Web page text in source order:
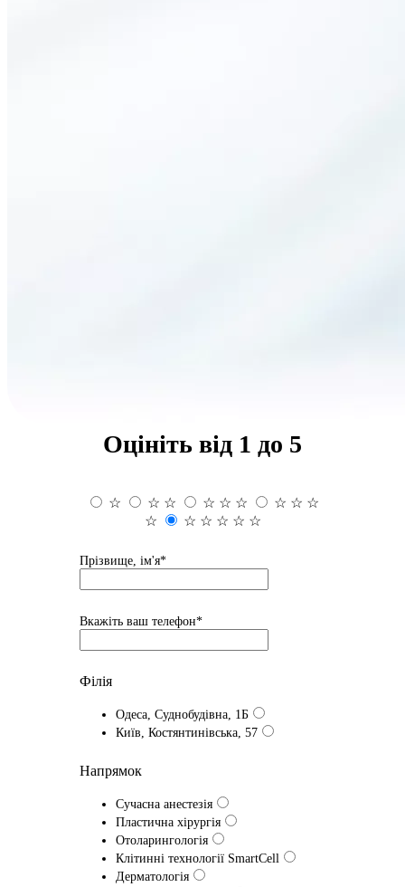
Оцініть від 1 до 5
☆ ☆ ☆ ☆ ☆ ☆ ☆ ☆ ☆
☆
☆ ☆ ☆ ☆ ☆
Прізвище, ім'я*
Вкажіть ваш телефон*
Філія
Одеса, Суднобудівна, 1Б
Київ, Костянтинівська, 57
Напрямок
Сучасна анестезія
Пластична хірургія
Отоларингологія
Клітинні технології SmartCell
Дерматологія